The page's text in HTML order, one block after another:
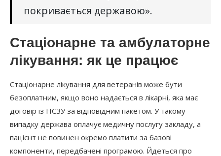
покривається державою».
Стаціонарне та амбулаторне
лікування: як це працює
Стаціонарне лікування для ветеранів може бути
безоплатним, якщо воно надається в лікарні, яка має
договір із НСЗУ за відповідним пакетом. У такому
випадку держава оплачує медичну послугу закладу, а
пацієнт не повинен окремо платити за базові
компоненти, передбачені програмою. Йдеться про